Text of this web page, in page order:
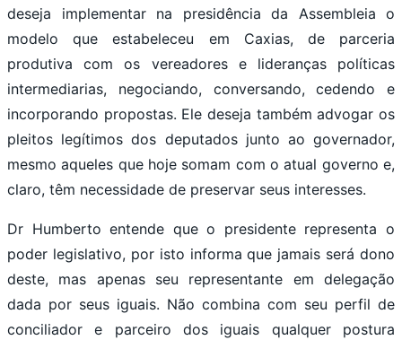
deseja implementar na presidência da Assembleia o
modelo que estabeleceu em Caxias, de parceria
produtiva com os vereadores e lideranças políticas
intermediarias, negociando, conversando, cedendo e
incorporando propostas. Ele deseja também advogar os
pleitos legítimos dos deputados junto ao governador,
mesmo aqueles que hoje somam com o atual governo e,
claro, têm necessidade de preservar seus interesses.
Dr Humberto entende que o presidente representa o
poder legislativo, por isto informa que jamais será dono
deste, mas apenas seu representante em delegação
dada por seus iguais. Não combina com seu perfil de
conciliador e parceiro dos iguais qualquer postura